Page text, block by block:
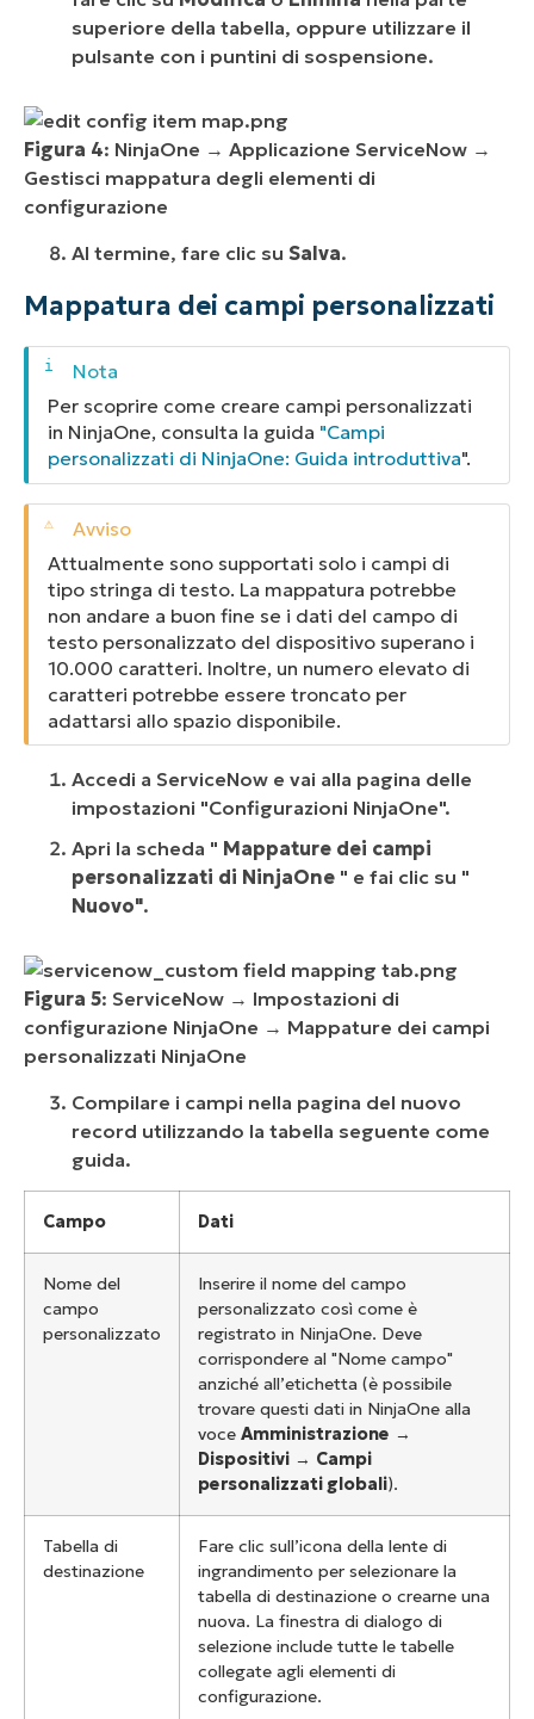
superiore della tabella, oppure utilizzare il
pulsante con i puntini di sospensione.
Figura 4: NinjaOne → Applicazione ServiceNow →
Gestisci mappatura degli elementi di
configurazione
Al termine, fare clic su Salva.
Mappatura dei campi personalizzati
Per scoprire come creare campi personalizzati
in NinjaOne, consulta la guida "Campi
personalizzati di NinjaOne: Guida introduttiva".
Attualmente sono supportati solo i campi di
tipo stringa di testo. La mappatura potrebbe
non andare a buon fine se i dati del campo di
testo personalizzato del dispositivo superano i
10.000 caratteri. Inoltre, un numero elevato di
caratteri potrebbe essere troncato per
adattarsi allo spazio disponibile.
Accedi a ServiceNow e vai alla pagina delle
impostazioni "Configurazioni NinjaOne".
Apri la scheda " Mappature dei campi
personalizzati di NinjaOne " e fai clic su "
Nuovo".
Figura 5: ServiceNow → Impostazioni di
configurazione NinjaOne → Mappature dei campi
personalizzati NinjaOne
Compilare i campi nella pagina del nuovo
record utilizzando la tabella seguente come
guida.
Campo Dati
Nome del
campo
personalizzato
Inserire il nome del campo
personalizzato così come è
registrato in NinjaOne. Deve
corrispondere al "Nome campo"
anziché all’etichetta (è possibile
trovare questi dati in NinjaOne alla
voce Amministrazione →
Dispositivi → Campi
personalizzati globali).
Tabella di
destinazione
Fare clic sull’icona della lente di
ingrandimento per selezionare la
tabella di destinazione o crearne una
nuova. La finestra di dialogo di
selezione include tutte le tabelle
collegate agli elementi di
configurazione.